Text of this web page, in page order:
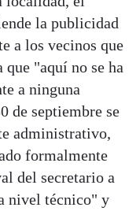
la publicidad
a los vecinos que
"aquí no se ha
a ninguna
de septiembre se
administrativo,
formalmente
del secretario a
nivel técnico" y